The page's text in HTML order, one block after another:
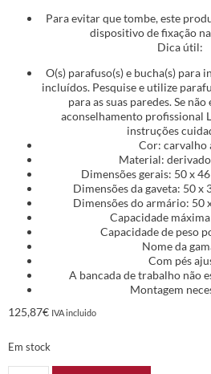
Para evitar que tombe, este
dispositivo de fixação
Dica útil:
O(s) parafuso(s) e bucha(s) para
incluídos. Pesquise e utilize
para as suas paredes. Se
aconselhamento profissional
instruções
Cor: carvalho
Material:
Dimensões gerais: 50 x
Dimensões da gaveta: 50 x
Dimensões do armário: 50
Capacidade
Capacidade de peso
Nome da
Com pés
A bancada de trabalho não
Montagem
125,87€ IVA incluido
Em stock